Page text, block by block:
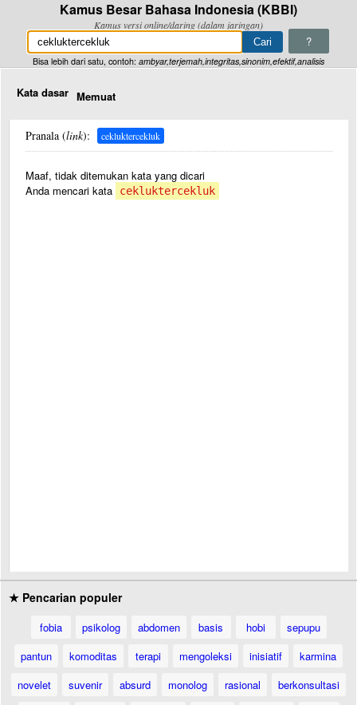
Kamus Besar Bahasa Indonesia (KBBI)
Kamus versi online/daring (dalam jaringan)
?
Bisa lebih dari satu, contoh: ambyar,terjemah,integritas,sinonim,efektif,analisis
Kata dasar Memuat
Pranala (link): cekluktercekluk
Maaf, tidak ditemukan kata yang dicari
Anda mencari kata
cekluktercekluk
★ Pencarian populer
fobia psikolog abdomen basis hobi
sepupu
pantun
komoditas terapi mengoleksi inisiatif
karmina
novelet
suvenir absurd monolog rasional
berkonsultasi